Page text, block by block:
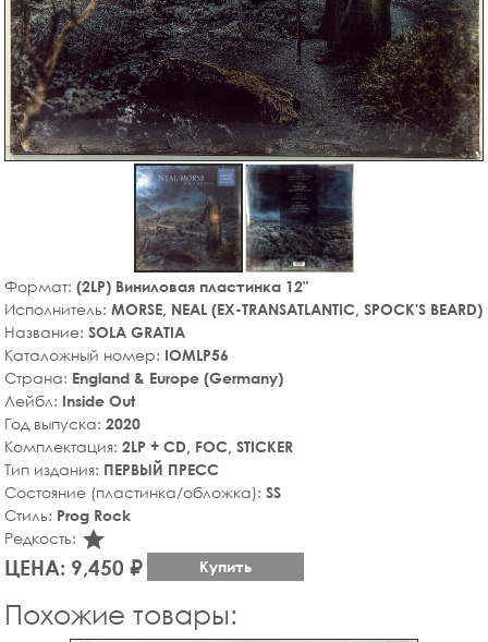
Формат: (2LP) Виниловая пластинка 12"
Исполнитель: MORSE, NEAL (EX-TRANSATLANTIC, SPOCK'S BEARD)
Название: SOLA GRATIA
Каталожный номер: IOMLP56
Страна: England & Europe (Germany)
Лейбл: Inside Out
Год выпуска: 2020
Комплектация: 2LP + CD, FOC, STICKER
Тип издания: ПЕРВЫЙ ПРЕСС
Состояние (пластинка/обложка): SS
Стиль: Prog Rock
Редкость: star_rate
ЦЕНА: 9,450 ₽ Купить
Похожие товары: